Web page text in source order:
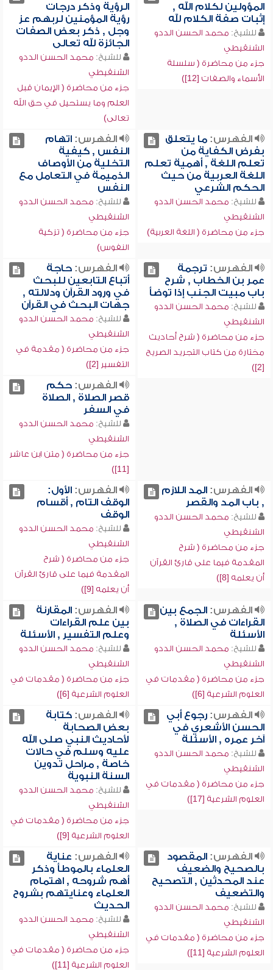
المؤولين لكلام الله ,
إثبات صفة الكلام لله
للشيخ: محمد الحسن الددو
الشنقيطي
جزء من محاضرة ( سلسلة
الأسماء والصفات [12])
الرؤية وذكر درجات
رؤية المؤمنين لربهم عز
وجل , ذكر بعض الصفات
الجائزة لله تعالى
للشيخ: محمد الحسن الددو
الشنقيطي
جزء من محاضرة ( الإيمان قبل
العلم وما يستحيل في حق الله
تعالى)
الفهرس:ما يتعلق
بفرض الكفاية من
تعلم اللغة , أهمية تعلم
اللغة العربية من حيث
الحكم الشرعي
للشيخ: محمد الحسن الددو
الشنقيطي
جزء من محاضرة ( اللغة العربية)
الفهرس:اتهام
النفس , كيفية
التخلية من الأوصاف
الذميمة في التعامل مع
النفس
للشيخ: محمد الحسن الددو
الشنقيطي
جزء من محاضرة ( تزكية
النفوس)
الفهرس: ترجمة
عمر بن الخطاب , شرح
باب مبيت الجنب إذا توضأ
للشيخ: محمد الحسن الددو
الشنقيطي
جزء من محاضرة ( شرح أحاديث
مختارة من كتاب التجريد الصريح
[2])
الفهرس:حاجة
أتباع التابعين للبحث
في ورود القرآن ودلالته ,
جهات البحث في القرآن
للشيخ: محمد الحسن الددو
الشنقيطي
جزء من محاضرة ( مقدمة في
التفسير [2])
الفهرس:حكم
قصر الصلاة , الصلاة
في السفر
للشيخ: محمد الحسن الددو
الشنقيطي
جزء من محاضرة ( متن ابن عاشر
[11])
الفهرس:المد اللازم
, باب المد والقصر
للشيخ: محمد الحسن الددو
الشنقيطي
جزء من محاضرة ( شرح
المقدمة فيما على قارئ القرآن
أن يعلمه [8])
الفهرس:الأول:
الوقف التام , أقسام
الوقف
للشيخ: محمد الحسن الددو
الشنقيطي
جزء من محاضرة ( شرح
المقدمة فيما على قارئ القرآن
أن يعلمه [9])
الفهرس:الجمع بين
القراءات في الصلاة ,
الأسئلة
للشيخ: محمد الحسن الددو
الشنقيطي
جزء من محاضرة ( مقدمات في
العلوم الشرعية [6])
الفهرس:المقارنة
بين علم القراءات
وعلم التفسير , الأسئلة
للشيخ: محمد الحسن الددو
الشنقيطي
جزء من محاضرة ( مقدمات في
العلوم الشرعية [6])
الفهرس:رجوع أبي
الحسن الأشعري في
آخر عمره , الأسئلة
للشيخ: محمد الحسن الددو
الشنقيطي
جزء من محاضرة ( مقدمات في
العلوم الشرعية [17])
الفهرس:كتابة
بعض الصحابة
لأحاديث النبي صلى الله
عليه وسلم في حالات
خاصة , مراحل تدوين
السنة النبوية
للشيخ: محمد الحسن الددو
الشنقيطي
جزء من محاضرة ( مقدمات في
العلوم الشرعية [9])
الفهرس:المقصود
بالصحيح والضعيف
عند المحدثين , التصحيح
والتضعيف
للشيخ: محمد الحسن الددو
الشنقيطي
جزء من محاضرة ( مقدمات في
العلوم الشرعية [11])
الفهرس: عناية
العلماء بالموطأ وذكر
أهم شروحه , اهتمام
العلماء وعنايتهم بشروح
الحديث
للشيخ: محمد الحسن الددو
الشنقيطي
جزء من محاضرة ( مقدمات في
العلوم الشرعية [11])